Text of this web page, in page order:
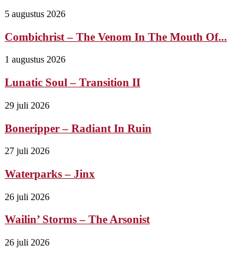
5 augustus 2026
Combichrist – The Venom In The Mouth Of...
1 augustus 2026
Lunatic Soul – Transition II
29 juli 2026
Boneripper – Radiant In Ruin
27 juli 2026
Waterparks – Jinx
26 juli 2026
Wailin’ Storms – The Arsonist
26 juli 2026